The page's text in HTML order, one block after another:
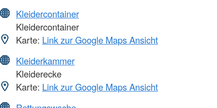
Kleidercontainer
Kleidercontainer
Karte: Link zur Google Maps Ansicht
Kleiderkammer
Kleiderecke
Karte: Link zur Google Maps Ansicht